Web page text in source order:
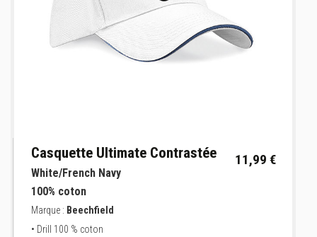
Casquette Ultimate Contrastée 11,99 €
White/French Navy
100% coton
Marque : Beechfield
• Drill 100 % coton